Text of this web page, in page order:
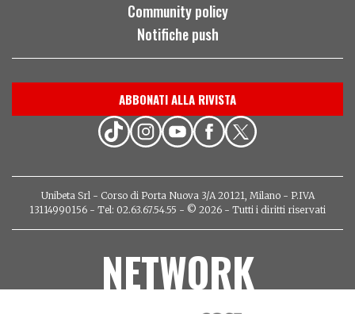
Community policy
Notifiche push
ABBONATI ALLA RIVISTA
Unibeta Srl - Corso di Porta Nuova 3/A 20121, Milano - P.IVA
13114990156 - Tel: 02.63.67.54.55 - © 2026 - Tutti i diritti riservati
NETWORK